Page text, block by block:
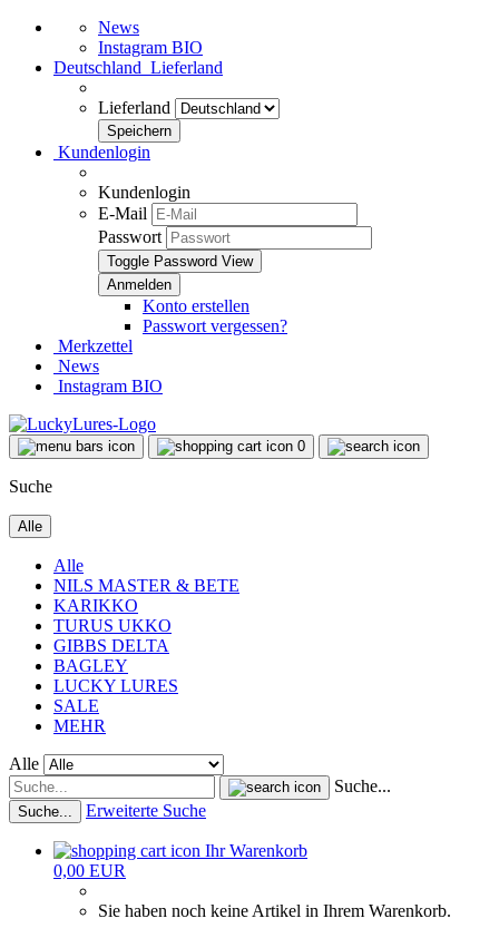
News
Instagram BIO
Deutschland Lieferland
Lieferland
Kundenlogin
Kundenlogin
E-Mail
Passwort
Toggle Password View
Konto erstellen
Passwort vergessen?
Merkzettel
News
Instagram BIO
0
Suche
Alle
Alle
NILS MASTER & BETE
KARIKKO
TURUS UKKO
GIBBS DELTA
BAGLEY
LUCKY LURES
SALE
MEHR
Alle
Suche...
Suche... Erweiterte Suche
Ihr Warenkorb
0,00 EUR
Sie haben noch keine Artikel in Ihrem Warenkorb.